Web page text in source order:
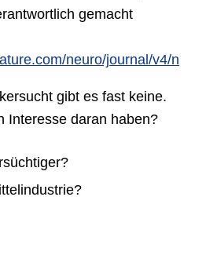
gemacht
neuro/journal/v4/n5/
gibt es fast keine.
Interesse daran haben?